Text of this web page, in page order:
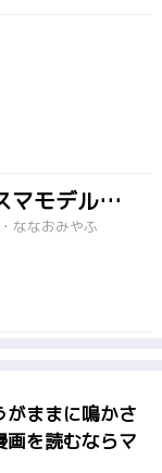
病み本COMIC～カリスマモデル、DV、ドラッグ、SEX～
ななおみやふ
がままに鳴かさ
画を読むならマ